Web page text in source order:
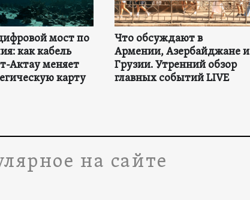
мост по
как кабель
Актау меняет
карту
Что обсуждают в
Армении, Азербайджане и
Грузии. Утренний обзор
главных событий LIVE
на сайте